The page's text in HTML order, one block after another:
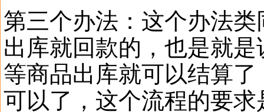
第三个办法：这个办法
出库就回款的，也是就
等商品出库就可以结算
可以了，这个流程的要